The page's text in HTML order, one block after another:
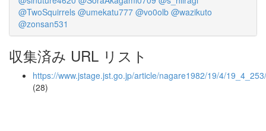
@TwoSquirrels @umekatu777 @vo0olb @wazikuto
@zonsan531
収集済み URL リスト
https://www.jstage.jst.go.jp/article/nagare1982/19/4/
(28)